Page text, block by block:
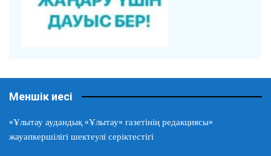
Меншік иесі
«Ұлытау аудандық «Ұлытау» газетінің редакциясы»
жауапкершілігі шектеулі серіктестігі